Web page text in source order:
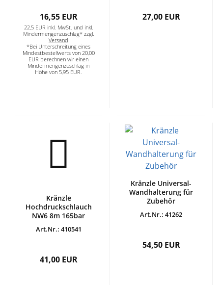
16,55 EUR
22,5 EUR inkl. MwSt. und inkl.
Mindermengenzuschlag* zzgl.
Versand
*Bei Unterschreitung eines
Mindestbestellwerts von 20,00
EUR berechnen wir einen
Mindermengenzuschlag in
Höhe von 5,95 EUR.
27,00 EUR
Kränzle
Hochdruckschlauch
NW6 8m 165bar
Art.Nr.: 410541
41,00 EUR
Kränzle Universal-
Wandhalterung für
Zubehör
Art.Nr.: 41262
54,50 EUR